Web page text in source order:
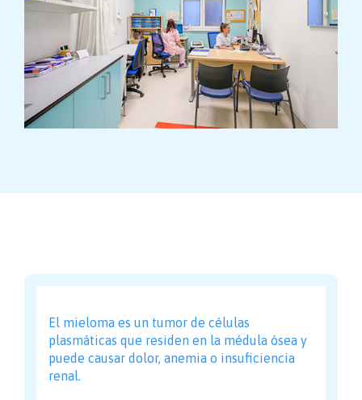
El mieloma es un tumor de células
plasmáticas que residen en la médula ósea y
puede causar dolor, anemia o insuficiencia
renal.